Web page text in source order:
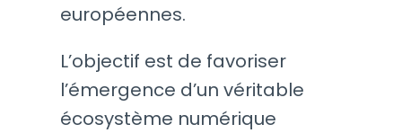
européennes.
L’objectif est de favoriser
l’émergence d’un véritable
écosystème numérique